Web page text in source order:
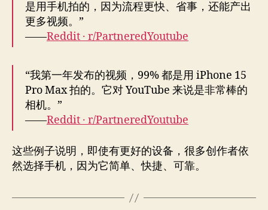
是用手机拍的，因为流程更快、省事，还能产出
更多视频。”
——Reddit · r/PartneredYoutube
“我第一年发布的视频，99% 都是用 iPhone 15
Pro Max 拍的。它对 YouTube 来说是非常棒的
相机。”
——Reddit · r/PartneredYoutube
这些例子说明，即使有更好的设备，很多创作者依
然选择手机，因为它简单、快捷、可靠。